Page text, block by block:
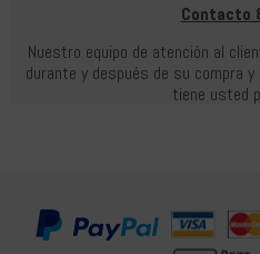
Contacto
Nuestro equipo de atención al
durante y después de su compra
tiene usted